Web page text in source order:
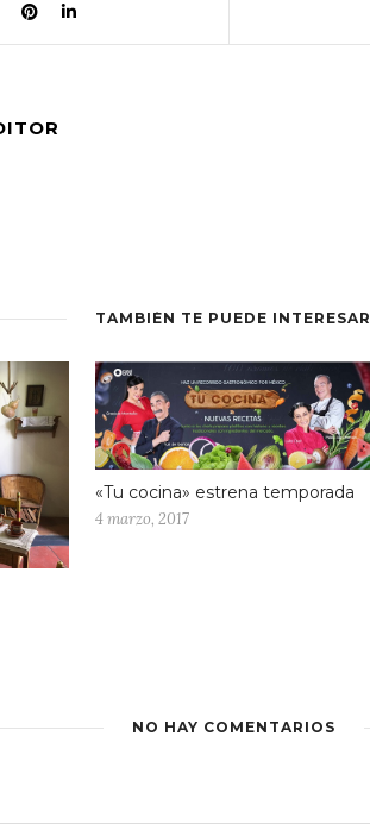
TAMBIÉN TE PUEDE INTERESAR
«Tu cocina» estrena temporada
4 marzo, 2017
NO HAY COMENTARIOS